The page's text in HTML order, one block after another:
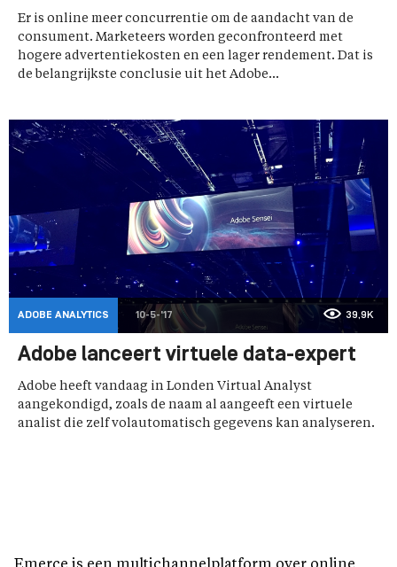
Er is online meer concurrentie om de aandacht van de
consument. Marketeers worden geconfronteerd met
hogere advertentiekosten en een lager rendement. Dat is
de belangrijkste conclusie uit het Adobe...
ADOBE ANALYTICS 10-5-'17 39,9K
Adobe lanceert virtuele data-expert
Adobe heeft vandaag in Londen Virtual Analyst
aangekondigd, zoals de naam al aangeeft een virtuele
analist die zelf volautomatisch gegevens kan analyseren.